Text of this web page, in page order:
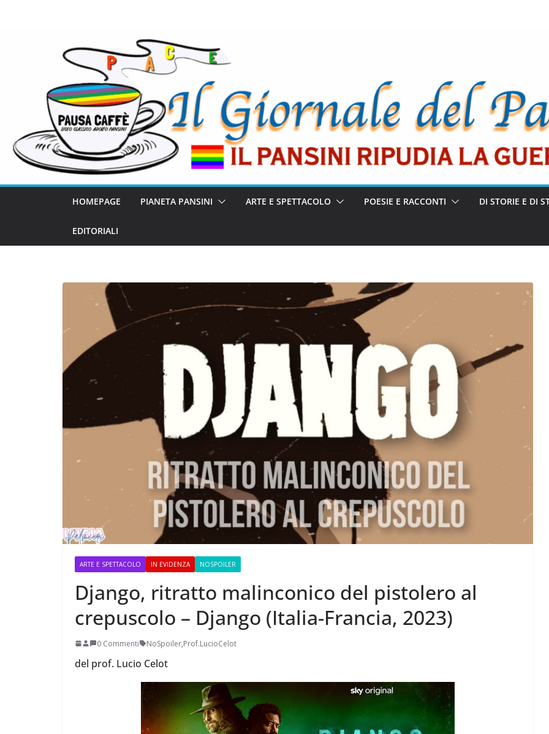
HOMEPAGE PIANETA PANSINI ARTE E SPETTACOLO POESIE E RACCONTI DI STORIE E DI
EDITORIALI
ARTE E SPETTACOLO IN EVIDENZA NOSPOILER
Django, ritratto malinconico del pistolero al
crepuscolo – Django (Italia-Francia, 2023)
0 Commenti NoSpoiler,Prof.LucioCelot
del prof. Lucio Celot
Incontro sul referendum per la riforma della
magistratura
L’ANNO DEI CINECOMICS: 2026 TRA FILM E
SERIE TV
Perle dei prof #38